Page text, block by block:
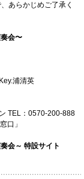
あらかじめご了承く
会〜
浦清英
TEL：0570-200-888
口」
会～ ​特設サイト